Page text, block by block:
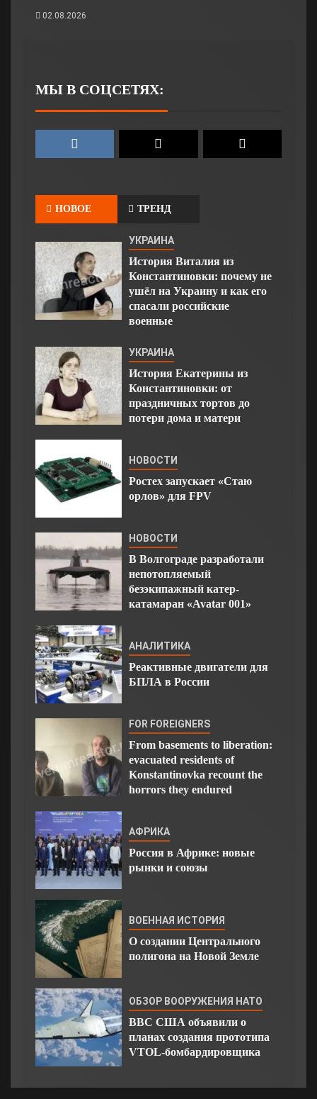
02.08.2026
МЫ В СОЦСЕТЯХ:
НОВОЕ ТРЕНД
УКРАИНА
История Виталия из
Константиновки: почему не
ушёл на Украину и как его
спасали российские
военные
УКРАИНА
История Екатерины из
Константиновки: от
праздничных тортов до
потери дома и матери
НОВОСТИ
Ростех запускает «Стаю
орлов» для FPV
НОВОСТИ
В Волгограде разработали
непотопляемый
безэкипажный катер-
катамаран «Avatar 001»
АНАЛИТИКА
Реактивные двигатели для
БПЛА в России
FOR FOREIGNERS
From basements to liberation:
evacuated residents of
Konstantinovka recount the
horrors they endured
АФРИКА
Россия в Африке: новые
рынки и союзы
ВОЕННАЯ ИСТОРИЯ
О создании Центрального
полигона на Новой Земле
ОБЗОР ВООРУЖЕНИЯ НАТО
ВВС США объявили о
планах создания прототипа
VTOL-бомбардировщика